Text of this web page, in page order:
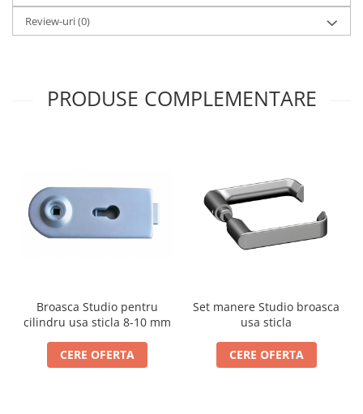
Accesorii profil U balustrada sticla
Mana curenta profil U balustrada
Balcon frantuzesc
Cabluri si componente montanti
balustrada
Mana curenta perete
Accesorii mana curenta
Prinderi punctuale
Prinderi punctuale
Review-uri(0)
PRODUSE COMPLEMENTARE
Broasca Studio pentru
cilindru usa sticla 8-10 mm
CERE OFERTA
Set manere Studio broasca
usa sticla
CERE OFERTA